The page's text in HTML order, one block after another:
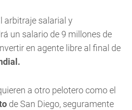
arbitraje salarial y
un salario de 9 millones de
en agente libre al final de
a otro pelotero como el
de San Diego, seguramente